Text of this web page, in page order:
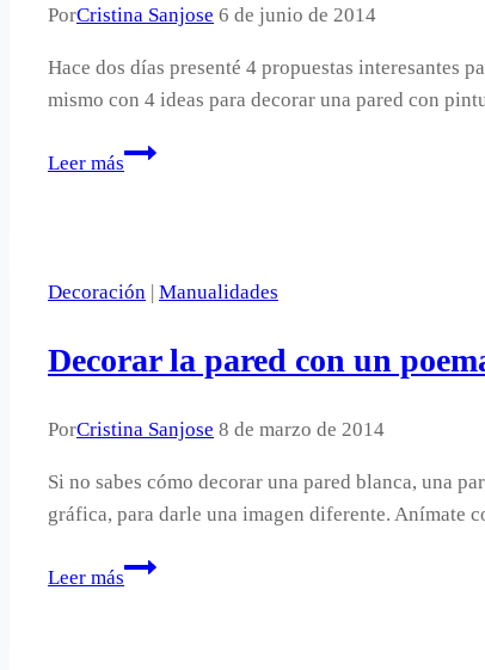
PorCristina Sanjose 6 de junio de 2014
Hace dos días presenté 4 propuestas interesantes
mismo con 4 ideas para decorar una pared con
Leer más
4
una
pintura.
Decoración | Manualidades
Decorar la pared con un
PorCristina Sanjose 8 de marzo de 2014
Si no sabes cómo decorar una pared blanca, una
gráfica, para darle una imagen diferente. Anímate
Leer más
Decorar